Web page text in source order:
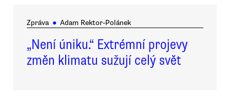
Zpráva ● Adam Rektor-Polánek
„Není úniku.“ Extrémní projevy
změn klimatu sužují celý svět